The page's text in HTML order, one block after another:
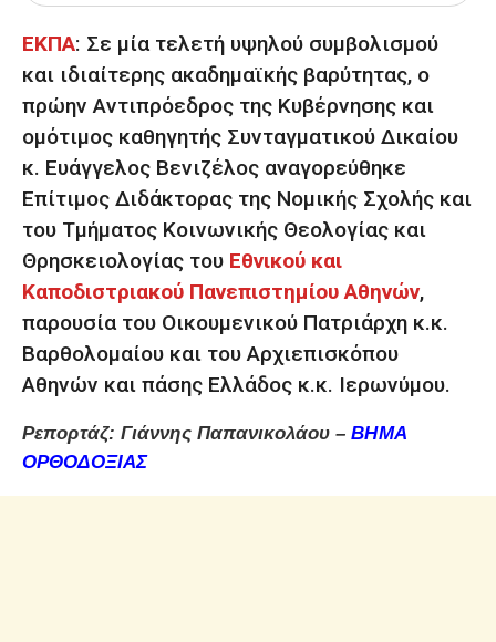
ΕΚΠΑ: Σε μία τελετή υψηλού συμβολισμού
και ιδιαίτερης ακαδημαϊκής βαρύτητας, ο
πρώην Αντιπρόεδρος της Κυβέρνησης και
ομότιμος καθηγητής Συνταγματικού Δικαίου
κ. Ευάγγελος Βενιζέλος αναγορεύθηκε
Επίτιμος Διδάκτορας της Νομικής Σχολής και
του Τμήματος Κοινωνικής Θεολογίας και
Θρησκειολογίας του Εθνικού και
Καποδιστριακού Πανεπιστημίου Αθηνών,
παρουσία του Οικουμενικού Πατριάρχη κ.κ.
Βαρθολομαίου και του Αρχιεπισκόπου
Αθηνών και πάσης Ελλάδος κ.κ. Ιερωνύμου.
Ρεπορτάζ: Γιάννης Παπανικολάου –ΒΗΜΑ
ΟΡΘΟΔΟΞΙΑΣ